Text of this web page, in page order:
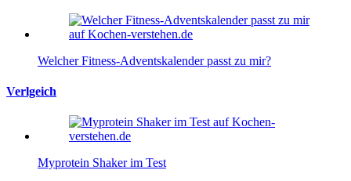
Welcher Fitness-Adventskalender passt zu mir?
Verlgeich
Myprotein Shaker im Test